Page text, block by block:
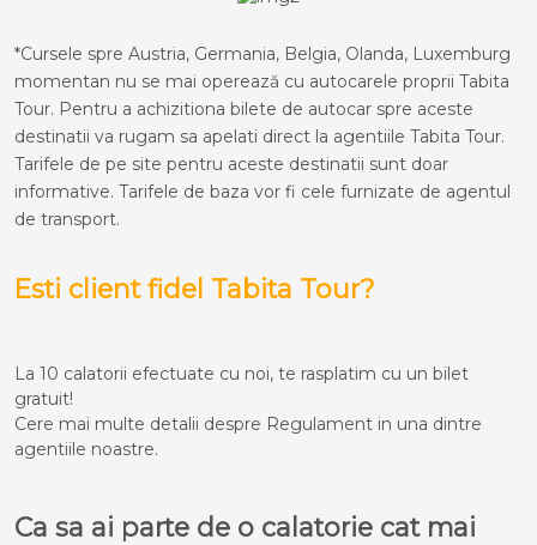
*Cursele spre Austria, Germania, Belgia, Olanda, Luxemburg
momentan nu se mai operează cu autocarele proprii Tabita
Tour. Pentru a achizitiona bilete de autocar spre aceste
destinatii va rugam sa apelati direct la agentiile Tabita Tour.
Tarifele de pe site pentru aceste destinatii sunt doar
informative. Tarifele de baza vor fi cele furnizate de agentul
de transport.
Esti client fidel Tabita Tour?
La 10 calatorii efectuate cu noi, te rasplatim cu un bilet
gratuit!
Cere mai multe detalii despre Regulament in una dintre
agentiile noastre.
Ca sa ai parte de o calatorie cat mai